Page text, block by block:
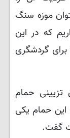
موزه سنگ
که در این
گردشگری
تزیینی حمام
این حمام یکی
گفت.